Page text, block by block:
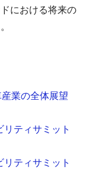
における将来の
業の全体展望
ティサミット
ティサミット